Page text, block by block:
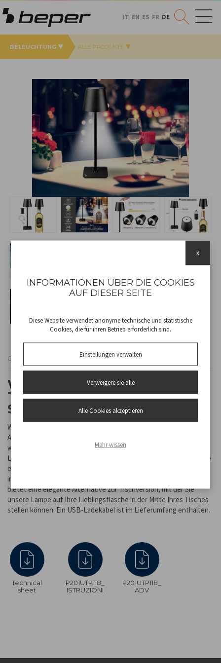
IT EN ES FR DE
BELEUCHTUNG ALLE PRODUKTE
Cod
WIEDERAUFLADBARE 2IN1
TISCHLEUCHTE 'CRISTAL'
SCHWARZ
Wiederaufladbare Tischleuchte mit berührungsgesteuerter
Aktivierung. Mit einer einfachen Berührung können Sie zwischen
warmem, kühlem oder natürlichem Licht wählen. Die
Lichtintensität lässt sich durch Gedrückthalten der Einschalttaste
einstellen. Sie ist wasserfest und kann sowohl im Innen- als auch
im Außenbereich verwendet werden. Der 33-mm-Flaschenadapter
bietet eine elegante Alternative zur Tischversion, mit der Sie
unsere Lampe auf Ihre Lieblingsflasche in der Mitte Ihres Tisches
stellen können. Ein USB-Ladekabel ist im Lieferumfang enthalten.
Technical
sheet
P201UTP118_
ISTRUZIONI
P201UTP118_
ADV
INFORMATIONEN ÜBER DIE COOKIES
AUF DIESER SEITE
Diese Website verwendet anonyme technische und statistische
Cookies, die für ihren Betrieb erforderlich sind.
Einstellungen verwalten
Verweigere sie alle
Alle Cookies akzeptieren
Mehr wissen
x